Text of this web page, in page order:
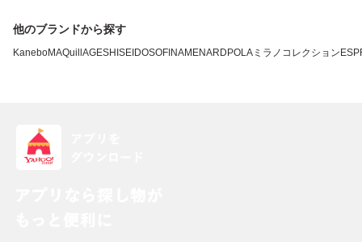
他のブランドから探す
KaneboMAQuillAGESHISEIDOSOFINAMENARD POLA ミラノコレクション